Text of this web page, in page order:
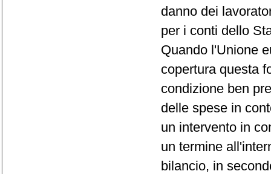
danno dei
per i conti dello
Quando l'Unione
copertura questa
condizione ben
delle spese in
un intervento in
un termine
bilancio, in